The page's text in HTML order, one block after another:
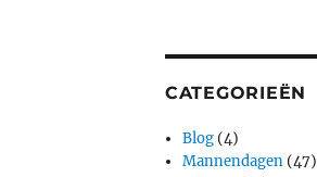
CATEGORIEËN
Blog (4)
Mannendagen (47)